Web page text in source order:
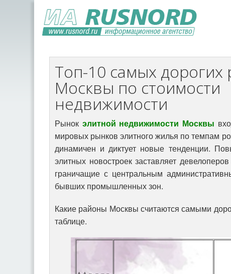
Топ-10 самых дорогих
Москвы по стоимости
недвижимости
Рынок элитной недвижимости Москвы
мировых рынков элитного жилья по темпам
динамичен и диктует новые тенденции.
элитных новостроек заставляет
граничащие с центральным
бывших промышленных зон.
Какие районы Москвы считаются самыми
таблице.